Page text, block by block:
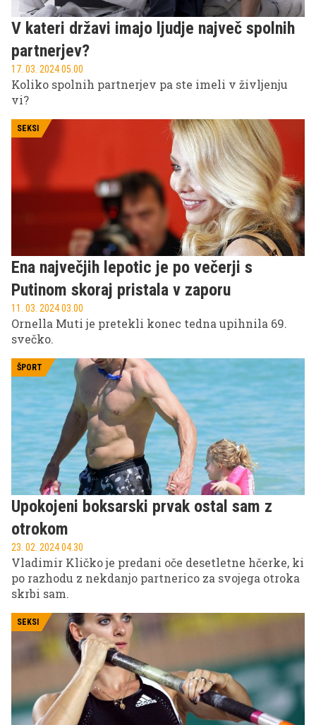
v najbolj ikonične trenutke tega legendarnega
športnega dogodka.
V kateri državi imajo ljudje največ spolnih
partnerjev?
17. 03. 2024 05.00
Koliko spolnih partnerjev pa ste imeli v življenju
vi?
SEKSI
Ena največjih lepotic je po večerji s
Putinom skoraj pristala v zaporu
11. 03. 2024 03.00
Ornella Muti je pretekli konec tedna upihnila 69.
svečko.
ŠPORT
Upokojeni boksarski prvak ostal sam z
otrokom
23. 02. 2024 04.30
Vladimir Kličko je predani oče desetletne hčerke, ki
po razhodu z nekdanjo partnerico za svojega otroka
skrbi sam.
SEKSI